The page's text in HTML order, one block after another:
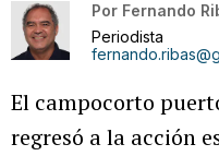
Por Fernando
Periodista
El campocorto
regresó a la acción